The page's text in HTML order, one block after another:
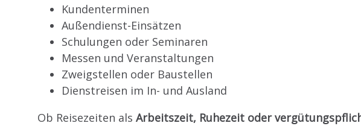
Kundenterminen
Außendienst-Einsätzen
Schulungen oder Seminaren
Messen und Veranstaltungen
Zweigstellen oder Baustellen
Dienstreisen im In- und Ausland
Ob Reisezeiten als Arbeitszeit, Ruhezeit oder